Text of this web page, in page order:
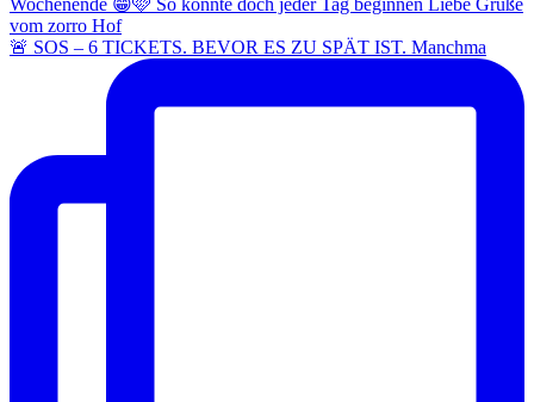
🚨 SOS – 6 TICKETS. BEVOR ES ZU SPÄT IST. Manchma